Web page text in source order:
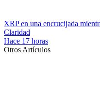
XRP en una encrucijada
Claridad
Hace 17 horas
Otros Artículos